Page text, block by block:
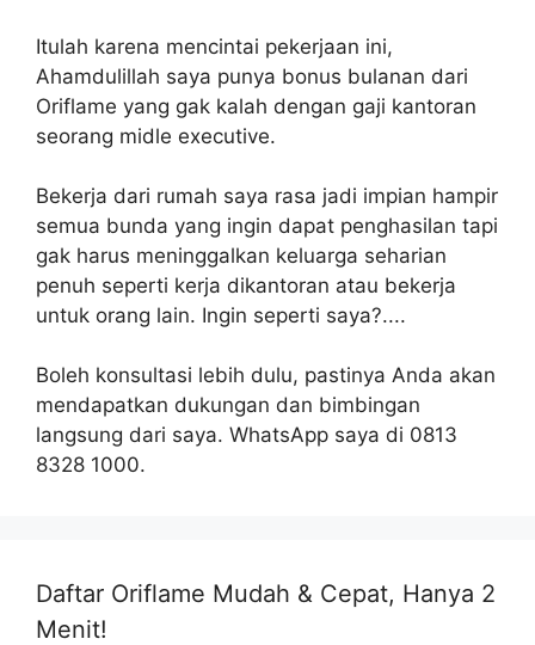
Itulah karena mencintai pekerjaan ini,
Ahamdulillah saya punya bonus bulanan dari
Oriflame yang gak kalah dengan gaji kantoran
seorang midle executive.
Bekerja dari rumah saya rasa jadi impian hampir
semua bunda yang ingin dapat penghasilan tapi
gak harus meninggalkan keluarga seharian
penuh seperti kerja dikantoran atau bekerja
untuk orang lain. Ingin seperti saya?....
Boleh konsultasi lebih dulu, pastinya Anda akan
mendapatkan dukungan dan bimbingan
langsung dari saya. WhatsApp saya di 0813
8328 1000.
Daftar Oriflame Mudah & Cepat, Hanya 2
Menit!